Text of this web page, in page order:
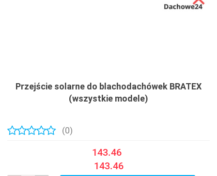
Przejście solarne do blachodachówek BRATEX
(wszystkie modele)
(0)
143.46
143.46